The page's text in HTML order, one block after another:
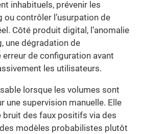
inhabituels, prévenir les
ou contrôler l’usurpation de
Côté produit digital, l’anomalie
une dégradation de
de configuration avant
les utilisateurs.
lorsque les volumes sont
une supervision manuelle. Elle
bruit des faux positifs via des
modèles probabilistes plutôt